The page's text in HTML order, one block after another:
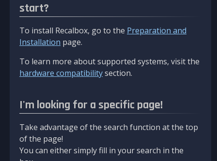
start?
To install Recalbox, go to the Preparation and
Installation page.
To learn more about supported systems, visit the
hardware compatibilitysection.
I'm looking for a specific page!
Take advantage of the search function at the top
of the page!
You can either simply fill in your search in the